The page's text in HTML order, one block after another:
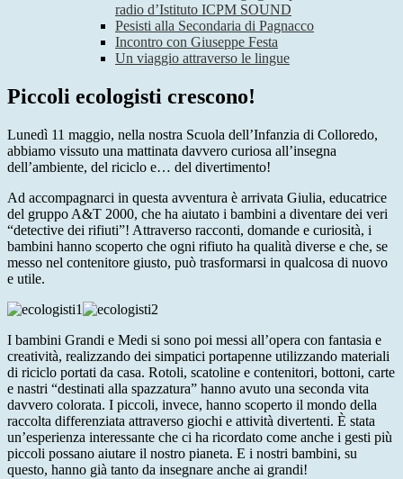
radio d’Istituto ICPM SOUND
Pesisti alla Secondaria di Pagnacco
Incontro con Giuseppe Festa
Un viaggio attraverso le lingue
Piccoli ecologisti crescono!
Lunedì 11 maggio, nella nostra Scuola dell’Infanzia di Colloredo,
abbiamo vissuto una mattinata davvero curiosa all’insegna
dell’ambiente, del riciclo e… del divertimento!
Ad accompagnarci in questa avventura è arrivata Giulia, educatrice
del gruppo A&T 2000, che ha aiutato i bambini a diventare dei veri
“detective dei rifiuti”! Attraverso racconti, domande e curiosità, i
bambini hanno scoperto che ogni rifiuto ha qualità diverse e che, se
messo nel contenitore giusto, può trasformarsi in qualcosa di nuovo
e utile.
I bambini Grandi e Medi si sono poi messi all’opera con fantasia e
creatività, realizzando dei simpatici portapenne utilizzando materiali
di riciclo portati da casa. Rotoli, scatoline e contenitori, bottoni, carte
e nastri “destinati alla spazzatura” hanno avuto una seconda vita
davvero colorata. I piccoli, invece, hanno scoperto il mondo della
raccolta differenziata attraverso giochi e attività divertenti. È stata
un’esperienza interessante che ci ha ricordato come anche i gesti più
piccoli possano aiutare il nostro pianeta. E i nostri bambini, su
questo, hanno già tanto da insegnare anche ai grandi!